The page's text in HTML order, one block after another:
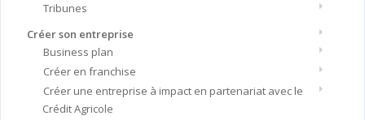
Tribunes
Créer son entreprise
Business plan
Créer en franchise
Créer une entreprise à impact en partenariat avec le
Crédit Agricole